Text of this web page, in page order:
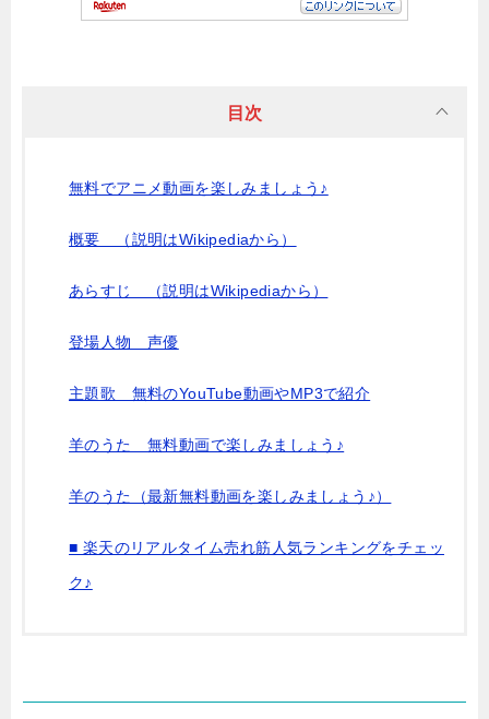
目次
無料でアニメ動画を楽しみましょう♪
概要 （説明はWikipediaから）
あらすじ （説明はWikipediaから）
登場人物 声優
主題歌 無料のYouTube動画やMP3で紹介
羊のうた 無料動画で楽しみましょう♪
羊のうた（最新無料動画を楽しみましょう♪）
■ 楽天のリアルタイム売れ筋人気ランキングをチェッ
ク♪